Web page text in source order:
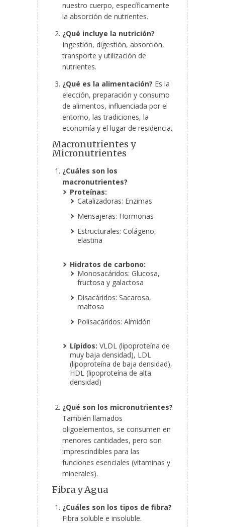
nuestro cuerpo, específicamente
la absorción de nutrientes.
¿Qué incluye la nutrición?
Ingestión, digestión, absorción,
transporte y utilización de
nutrientes.
¿Qué es la alimentación? Es la
elección, preparación y consumo
de alimentos, influenciada por el
entorno, las tradiciones, la
economía y el lugar de residencia.
Macronutrientes y
Micronutrientes
¿Cuáles son los
macronutrientes?
Proteínas:
Catalizadoras: Enzimas
Mensajeras: Hormonas
Estructurales: Colágeno,
elastina
Hidratos de carbono:
Monosacáridos: Glucosa,
fructosa y galactosa
Disacáridos: Sacarosa,
maltosa
Polisacáridos: Almidón
Lípidos: VLDL (lipoproteína de
muy baja densidad), LDL
(lipoproteína de baja densidad),
HDL (lipoproteína de alta
densidad)
¿Qué son los micronutrientes?
También llamados
oligoelementos, se consumen en
menores cantidades, pero son
imprescindibles para las
funciones esenciales (vitaminas y
minerales).
Fibra y Agua
¿Cuáles son los tipos de fibra?
Fibra soluble e insoluble.